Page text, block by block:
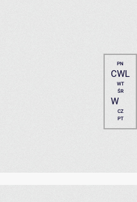
PN
CWL
WT
ŚR
W
CZ
PT